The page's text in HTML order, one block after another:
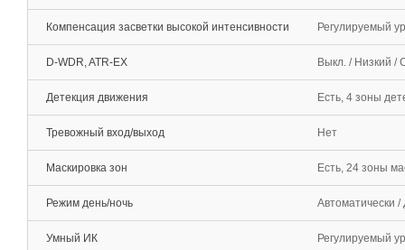
Компенсация засветки высокой интенсивности Регулируемый
D-WDR, ATR-EX Выкл. / Низкий /
Детекция движения Есть, 4 зоны
Тревожный вход/выход Нет
Маскировка зон Есть, 24 зоны
Режим день/ночь Автоматически
Умный ИК Регулируемый